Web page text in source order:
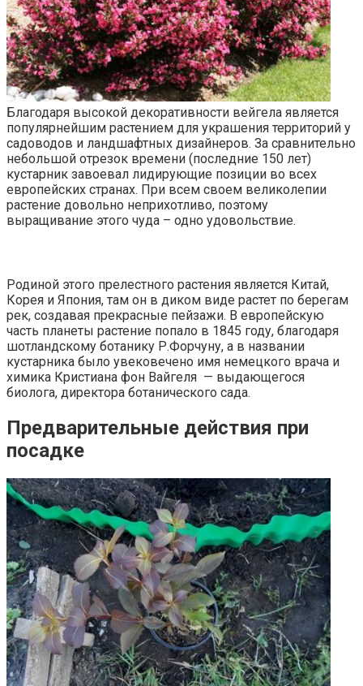
Благодаря высокой декоративности вейгела является
популярнейшим растением для украшения территорий у
садоводов и ландшафтных дизайнеров. За сравнительно
небольшой отрезок времени (последние 150 лет)
кустарник завоевал лидирующие позиции во всех
европейских странах. При всем своем великолепии
растение довольно неприхотливо, поэтому
выращивание этого чуда – одно удовольствие.
Родиной этого прелестного растения является Китай,
Корея и Япония, там он в диком виде растет по берегам
рек, создавая прекрасные пейзажи. В европейскую
часть планеты растение попало в 1845 году, благодаря
шотландскому ботанику Р.Форчуну, а в названии
кустарника было увековечено имя немецкого врача и
химика Кристиана фон Вайгеля — выдающегося
биолога, директора ботанического сада.
Предварительные действия при
посадке